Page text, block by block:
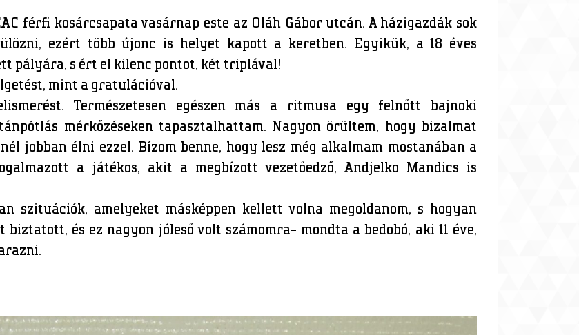
férfi kosárcsapata vasárnap este az Oláh Gábor utcán. A házigazdák sok
ezért több újonc is helyet kapott a keretben. Egyikük, a 18 éves
pályára, s ért el kilenc pontot, két triplával!
mint a gratulációval.
Természetesen egészen más a ritmusa egy felnőtt bajnoki
mérkőzéseken tapasztalhattam. Nagyon örültem, hogy bizalmat
jobban élni ezzel. Bízom benne, hogy lesz még alkalmam mostanában a
a játékos, akit a megbízott vezetőedző, Andjelko Mandics is
szituációk, amelyeket másképpen kellett volna megoldanom, s hogyan
és ez nagyon jóleső volt számomra- mondta a bedobó, aki 11 éve,